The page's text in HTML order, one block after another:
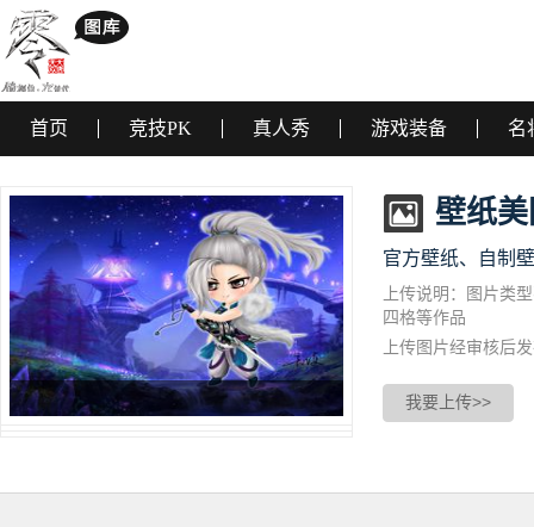
首页 竞技PK 真人秀 游戏装备 名
壁纸
官方壁纸、自制
上传说明：图片类
四格等作品
上传图片经审核后
我要上传>>